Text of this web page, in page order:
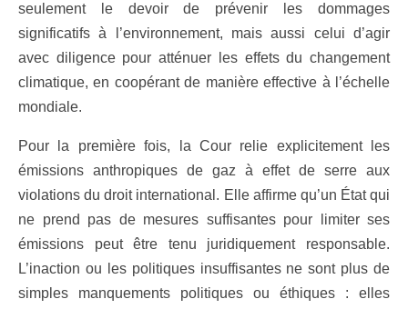
seulement le devoir de prévenir les dommages
significatifs à l’environnement, mais aussi celui d’agir
avec diligence pour atténuer les effets du changement
climatique, en coopérant de manière effective à l’échelle
mondiale.
Pour la première fois, la Cour relie explicitement les
émissions anthropiques de gaz à effet de serre aux
violations du droit international. Elle affirme qu’un État qui
ne prend pas de mesures suffisantes pour limiter ses
émissions peut être tenu juridiquement responsable.
L’inaction ou les politiques insuffisantes ne sont plus de
simples manquements politiques ou éthiques : elles